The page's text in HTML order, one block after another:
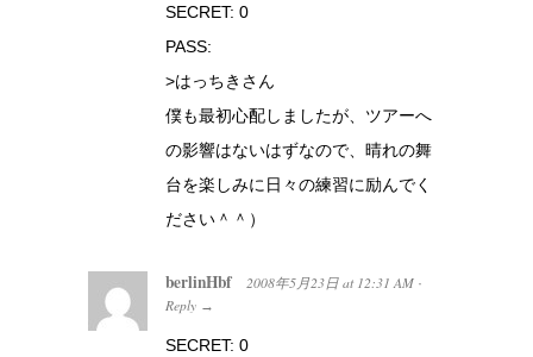
SECRET: 0
PASS:
>はっちきさん
僕も最初心配しましたが、ツアーへ
の影響はないはずなので、晴れの舞
台を楽しみに日々の練習に励んでく
ださい＾＾）
berlinHbf 2008年5月23日 at 12:31 AM ·
Reply →
SECRET: 0